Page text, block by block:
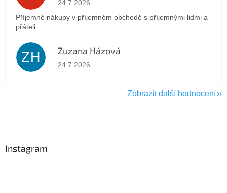
24.7.2026
Příjemné nákupy v příjemném obchodě s příjemnými lidmi a
přáteli
ZH Zuzana Házová
Hodnocení obchodu je 5 z 5 hvězdiček.
24.7.2026
Zobrazit další hodnocení
Instagram